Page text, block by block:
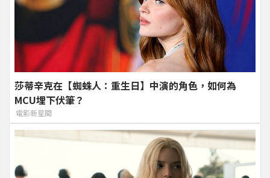
莎蒂辛克在【蜘蛛人：重生日】中演的角色，如何為
MCU埋下伏筆？
電影新星聞